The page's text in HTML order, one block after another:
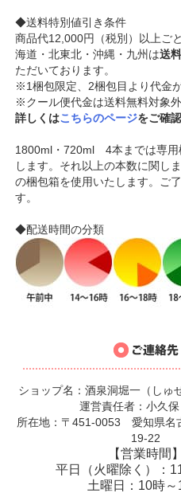
◆送料特別値引き条件
商品代12,000円（税別）以上ご
海道・北東北・沖縄・九州は送
ただいております。
※1梱包限定、2梱包目より代金
※クール便代金は送料無料対象外
詳しくはこちらのページをご確
1800ml・720ml 4本までは専用
します。それ以上の本数に関し
の梱包箱を使用いたします。ご
す。
◆配送時間の分類
ショップ名：酒泉洞堀一（しゅ
運営責任者：小久
所在地：〒451-0053 愛知県名
19-22
【営業時間】
平日（火曜除く）：
土曜日：10時～